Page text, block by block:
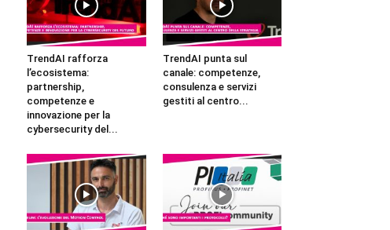
TrendAI rafforza
l’ecosistema:
partnership,
competenze e
innovazione per la
cybersecurity del...
TrendAI punta sul
canale: competenze,
consulenza e servizi
gestiti al centro...